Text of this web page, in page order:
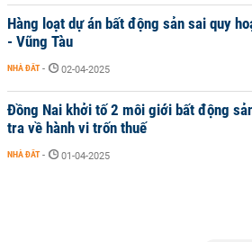
Hàng loạt dự án bất động sản sai quy
- Vũng Tàu
NHÀ ĐẤT - 02-04-2025
Đồng Nai khởi tố 2 môi giới bất động
tra về hành vi trốn thuế
NHÀ ĐẤT - 01-04-2025